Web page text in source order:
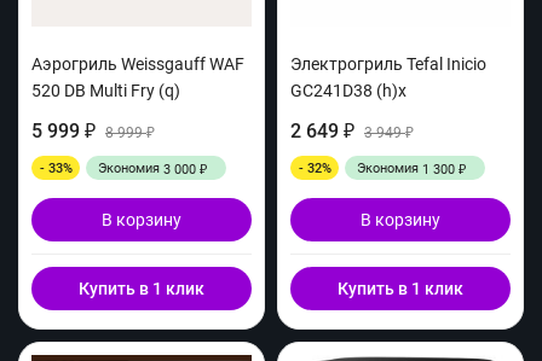
Аэрогриль Weissgauff WAF
520 DB Multi Fry (q)
5 999 ₽ 8 999₽
- 33% Экономия 3 000 ₽
В корзину
Купить в 1 клик
Электрогриль Tefal Inicio
GC241D38 (h)x
2 649 ₽ 3 949₽
- 32% Экономия 1 300 ₽
В корзину
Купить в 1 клик